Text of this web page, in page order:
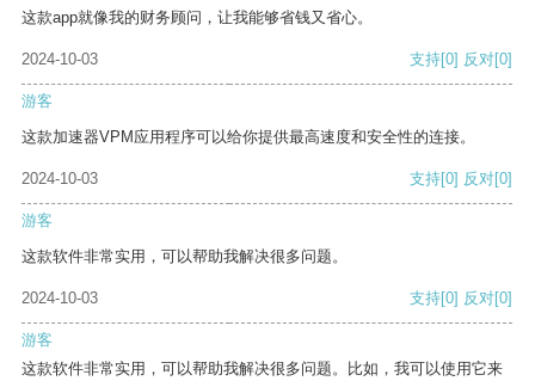
这款app就像我的财务顾问，让我能够省钱又省心。
2024-10-03 支持[0] 反对[0]
游客
这款加速器VPM应用程序可以给你提供最高速度和安全性的连接。
2024-10-03 支持[0] 反对[0]
游客
这款软件非常实用，可以帮助我解决很多问题。
2024-10-03 支持[0] 反对[0]
游客
这款软件非常实用，可以帮助我解决很多问题。比如，我可以使用它来